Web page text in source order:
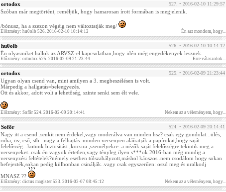
ortodox 527. • 2016-02-10 11:29:57
Szóban már megtörtént, reméljük, hogy hamarosan írott formában is megjelenik.
/bónusz, ha a szezon végéig nem változtatják meg/
Előzmény: hu0olb 526. 2016-02-10 10:14:12 Én azt mondom, hogy...
hu0olb 526. • 2016-02-10 10:14:12
Én olyasmiket hallok az ARVSZ-el kapcsolatban,hogy idén még engedékenyek lesznek.
Előzmény: ortodox 525. 2016-02-09 21:23:44 Erre válaszolok...
ortodox 525. • 2016-02-09 21:23:44
Ugyan olyan csend van, mint amilyen a 3. megbeszélésen is volt.
Márpedig a hallgatás=beleegyezés.
Ott és akkor, adott volt a lehetőség, szinte senki sem élt vele.
Előzmény: Sofőr 524. 2016-02-09 20:14:41 Nekem az a véleményem, hogy...
Sofőr 524. • 2016-02-09 20:14:41
Nagy itt a csend..senkit nem érdekel,vagy moderálva van minden hsz? csak egy gondolat...ülés,
ruha, öv, cső, stb...nagy a felhajtás..minden versenyen aláíratják a papírokat,hogy saját
felelősség...kötünk biztosítást ,kocsira ,személyekre..a nézők saját felelősségre tekintik meg a
versenyeket..csak én vagyok értetlen,vagy tényleg ilyen s***ok 2016-ban még mindig a
versenyzési feltételek?némely esetben túlszabályzott,máshol káoszos..nem csodálom hogy sokan
befejezték,sokan pedig külhonban csinálják..vagy csak egyszerűen: oszd meg és uralkodj
MNASZ ??
Előzmény: dictus magister 523. 2016-02-07 08:45:12 Nekem az a véleményem, hogy...